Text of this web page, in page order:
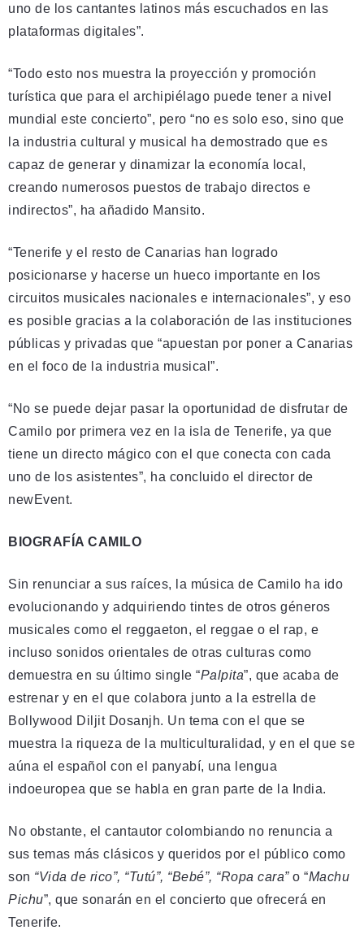
uno de los cantantes latinos más escuchados en las
plataformas digitales”.
“Todo esto nos muestra la proyección y promoción
turística que para el archipiélago puede tener a nivel
mundial este concierto”, pero “no es solo eso, sino que
la industria cultural y musical ha demostrado que es
capaz de generar y dinamizar la economía local,
creando numerosos puestos de trabajo directos e
indirectos”, ha añadido Mansito.
“Tenerife y el resto de Canarias han logrado
posicionarse y hacerse un hueco importante en los
circuitos musicales nacionales e internacionales”, y eso
es posible gracias a la colaboración de las instituciones
públicas y privadas que “apuestan por poner a Canarias
en el foco de la industria musical”.
“No se puede dejar pasar la oportunidad de disfrutar de
Camilo por primera vez en la isla de Tenerife, ya que
tiene un directo mágico con el que conecta con cada
uno de los asistentes”, ha concluido el director de
newEvent.
BIOGRAFÍA CAMILO
Sin renunciar a sus raíces, la música de Camilo ha ido
evolucionando y adquiriendo tintes de otros géneros
musicales como el reggaeton, el reggae o el rap, e
incluso sonidos orientales de otras culturas como
demuestra en su último single “Palpita”, que acaba de
estrenar y en el que colabora junto a la estrella de
Bollywood Diljit Dosanjh. Un tema con el que se
muestra la riqueza de la multiculturalidad, y en el que se
aúna el español con el panyabí, una lengua
indoeuropea que se habla en gran parte de la India.
No obstante, el cantautor colombiando no renuncia a
sus temas más clásicos y queridos por el público como
son “Vida de rico”, “Tutú”, “Bebé”, “Ropa cara”o “Machu
Pichu”, que sonarán en el concierto que ofrecerá en
Tenerife.